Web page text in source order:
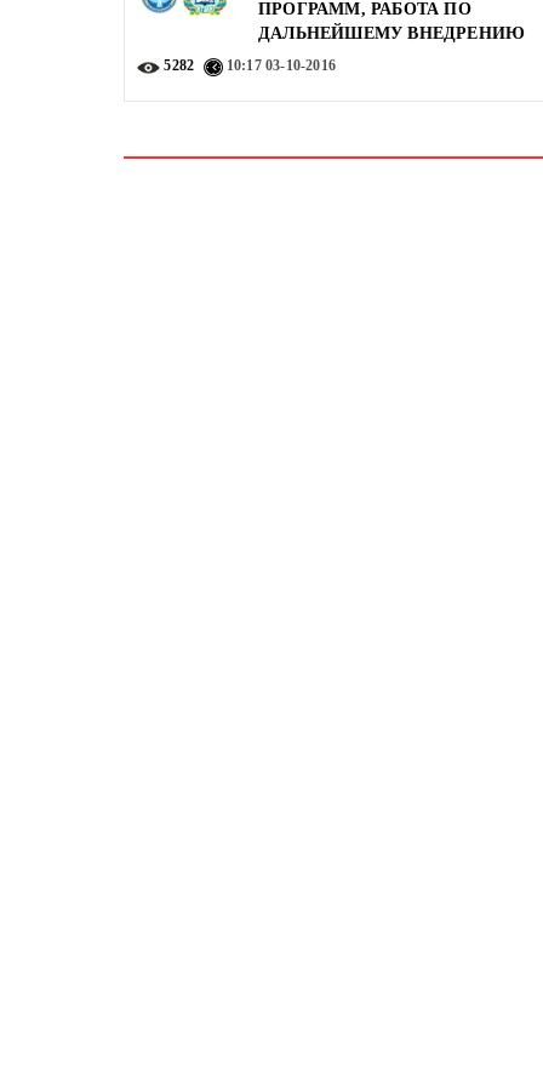
ПРОГРАММ, РАБОТА ПО
ДАЛЬНЕЙШЕМУ ВНЕДРЕНИЮ
5282 10:1703-10-2016